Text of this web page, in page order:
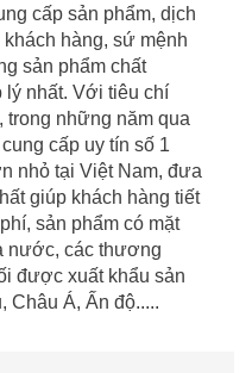
cấp sản phẩm, dịch
hàng, sứ mệnh
sản phẩm chất
lý nhất. Với tiêu chí
, trong những năm qua
cấp uy tín số 1
nhỏ tại Việt Nam, đưa
giúp khách hàng tiết
sản phẩm có mặt
nước, các thương
được xuất khẩu sản
, Châu Á, Ấn độ.....